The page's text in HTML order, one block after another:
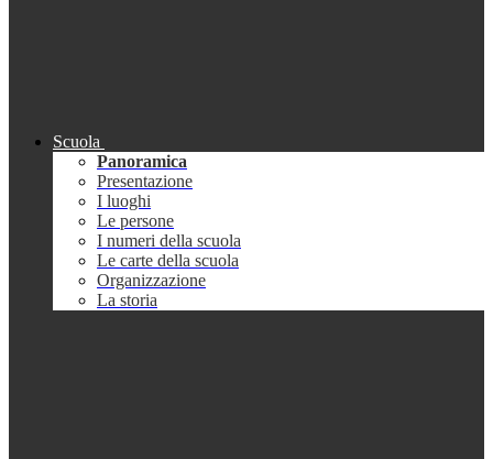
Scuola
Panoramica
Presentazione
I luoghi
Le persone
I numeri della scuola
Le carte della scuola
Organizzazione
La storia